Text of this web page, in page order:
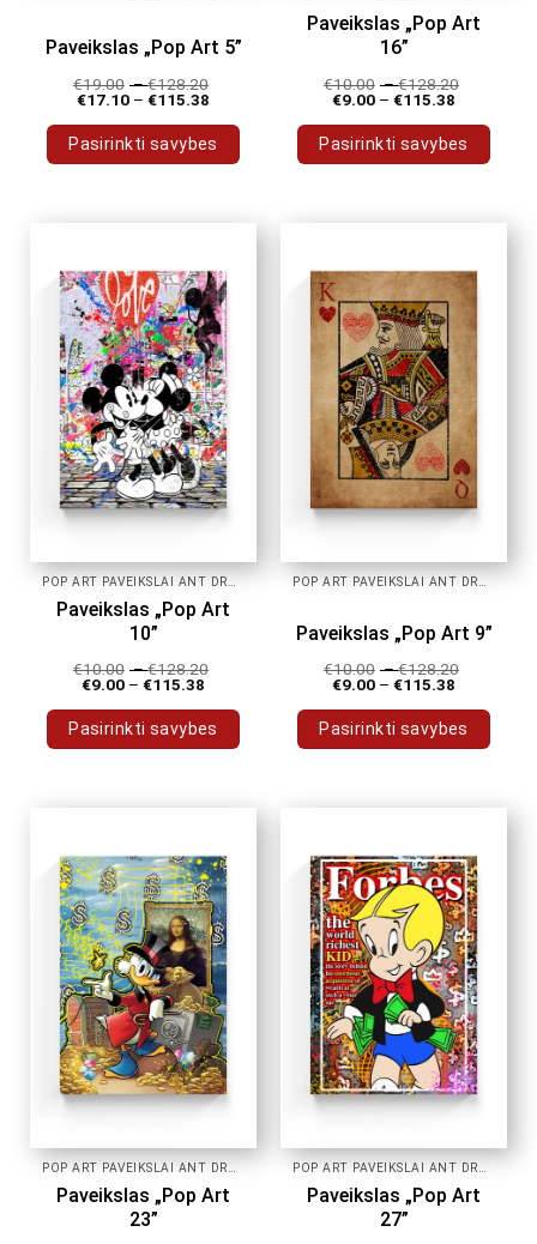
Paveikslas „Pop Art 5”
€19.00 –€128.20
€17.10 – €115.38
Pasirinkti savybes
variants.
The
options
may
be
chosen
on
the
product
page
Paveikslas „Pop Art
16”
€10.00 –€128.20
€9.00 – €115.38
Pasirinkti savybes
variants.
The
options
may
be
chosen
on
the
product
page
Paveikslas „Pop Art
10”
€10.00 –€128.20
€9.00 – €115.38
Pasirinkti savybes
variants.
The
options
may
be
chosen
on
the
product
page
Paveikslas „Pop Art 9”
€10.00 –€128.20
€9.00 – €115.38
Pasirinkti savybes
variants.
The
options
may
be
chosen
on
the
product
page
Paveikslas „Pop Art
23”
Paveikslas „Pop Art
27”